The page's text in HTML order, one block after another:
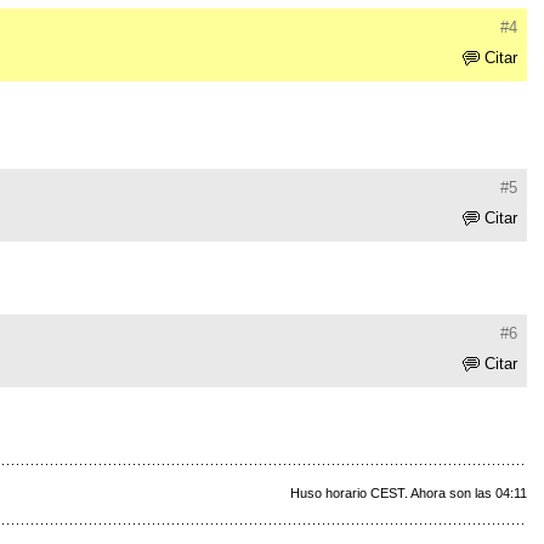
#4
Citar
#5
Citar
#6
Citar
Huso horario CEST. Ahora son las 04:11